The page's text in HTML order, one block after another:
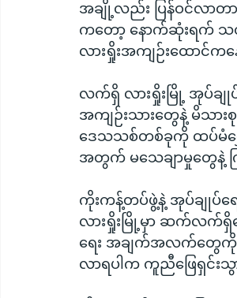
အချို့လည်း ပြန်ဝင်လာတ
ကတော့ နောက်ဆုံးရက်
လားရှိုးအကျဉ်းထောင်က
လက်ရှိ လားရှိုးမြို့ အုပ်ချုပ်
အကျဉ်းသားတွေနဲ့ မိသာ
ဒေသသစ်တစ်ခုကို ထပ်မံရွှေ့
အတွက် မသေချာမှုတွေ
ကိုးကန့်တပ်ဖွဲ့နဲ့ အုပ်ချုပ်ရ
လားရှိုးမြို့မှာ ဆက်လက်ရှိ
ရေး အချက်အလက်တွေကို
လာရပါက ကူညီဖြေရှင်း